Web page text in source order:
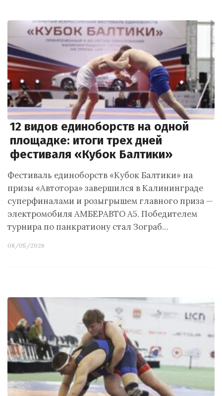
12 видов единоборств на одной
площадке: итоги трех дней
фестиваля «Кубок Балтики»
Фестиваль единоборств «Кубок Балтики» на
призы «Автотора» завершился в Калининграде
суперфиналами и розыгрышем главного приза —
электромобиля АМБЕРАВТО A5. Победителем
турнира по панкратиону стал Зограб…
08/05/2026